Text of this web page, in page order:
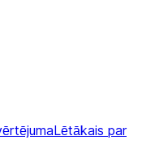
Lētākais par